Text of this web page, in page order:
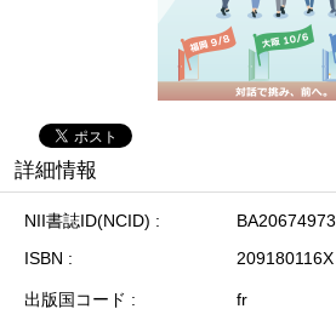
詳細情報
NII書誌ID(NCID)
BA20674973
ISBN
209180116X
出版国コード
fr